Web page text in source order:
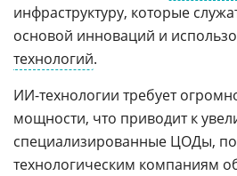
инфраструктуру, которые
основой инноваций и
технологий.
ИИ-технологии требует
мощности, что приводит к
специализированные ЦОДы,
технологическим компаниям